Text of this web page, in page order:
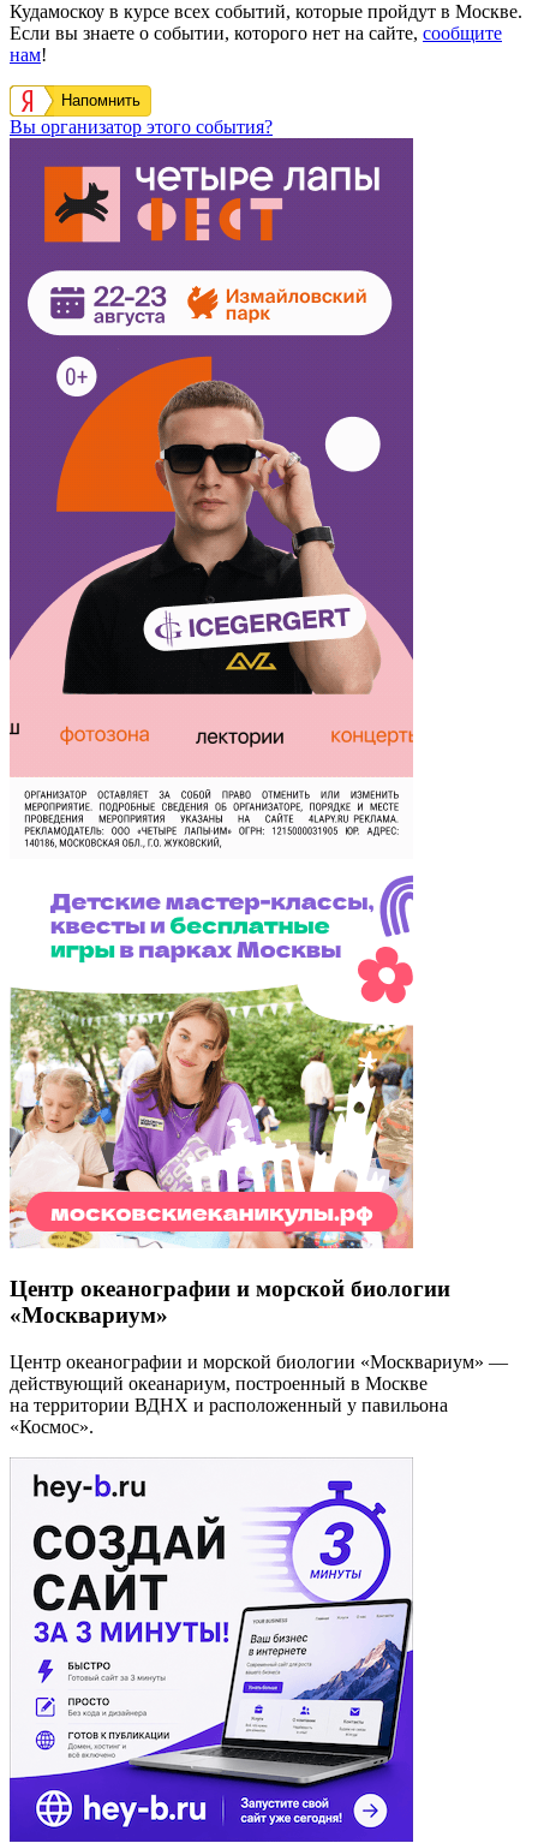
Кудамоскоу в курсе всех событий, которые пройдут в Москве.
Если вы знаете о событии, которого нет на сайте, сообщите
нам!
Напомнить
Вы организатор этого события?
Центр океанографии и морской биологии
«Москвариум»
Центр океанографии и морской биологии «Москвариум» —
действующий океанариум, построенный в Москве
на территории ВДНХ и расположенный у павильона
«Космос».